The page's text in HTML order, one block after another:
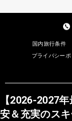
国内旅行条件
プライバシー
【2026-2027
安＆充実のス